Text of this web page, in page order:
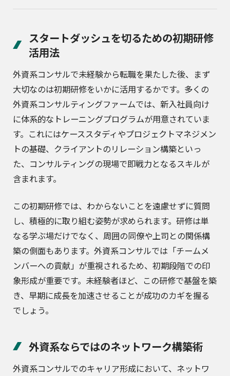
スタートダッシュを切るための初期研修
活用法
外資系コンサルで未経験から転職を果たした後、まず
大切なのは初期研修をいかに活用するかです。多くの
外資系コンサルティングファームでは、新入社員向け
に体系的なトレーニングプログラムが用意されていま
す。これにはケーススタディやプロジェクトマネジメン
トの基礎、クライアントのリレーション構築といっ
た、コンサルティングの現場で即戦力となるスキルが
含まれます。
この初期研修では、わからないことを遠慮せずに質問
し、積極的に取り組む姿勢が求められます。研修は単
なる学ぶ場だけでなく、周囲の同僚や上司との関係構
築の側面もあります。外資系コンサルでは「チームメ
ンバーへの貢献」が重視されるため、初期段階での印
象形成が重要です。未経験者ほど、この研修で基盤を築
き、早期に成長を加速させることが成功のカギを握る
でしょう。
外資系ならではのネットワーク構築術
外資系コンサルでのキャリア形成において、ネットワ